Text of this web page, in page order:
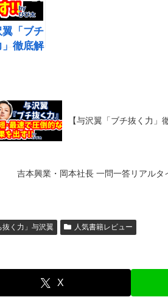
翼「ブチ
徹底解
【与沢翼「ブチ抜く力
吉本興業・岡本社長 一問一答リアル
抜く力」与沢翼 人気書籍レビュー
X